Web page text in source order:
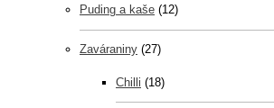
Puding a kaše (12)
Zaváraniny (27)
Chilli (18)